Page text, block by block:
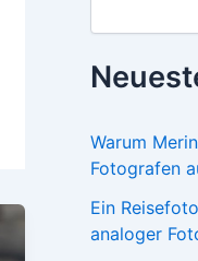
Warum
Fotografen
Ein
analoger